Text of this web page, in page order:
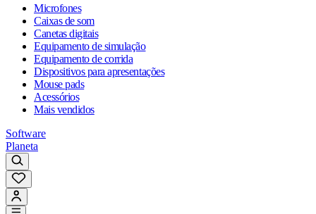
Microfones
Caixas de som
Canetas digitais
Equipamento de simulação
Equipamento de corrida
Dispositivos para apresentações
Mouse pads
Acessórios
Mais vendidos
Software
Planeta